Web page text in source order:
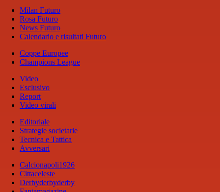
Milan Futuro
Rosa Futuro
News Futuro
Calendario e risultati Futuro
Coppe Europee
Champions League
Video
Esclusivo
Report
Video virali
Editoriale
Strategie societarie
Tecnica e Tattica
Avversari
Calcionapoli1926
Cittaceleste
Derbyderbyderby